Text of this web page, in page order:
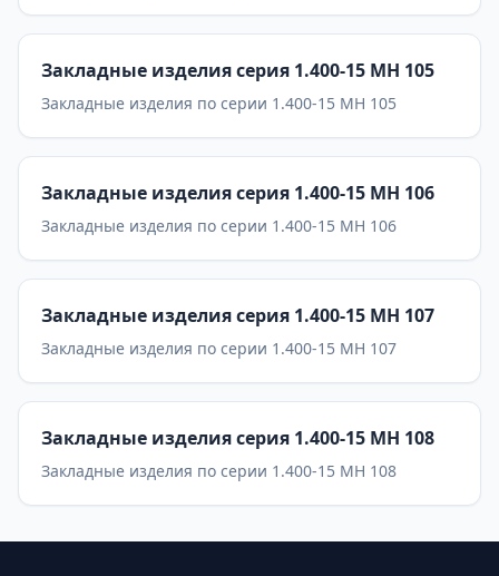
Закладные изделия серия 1.400-15 МН 105
Закладные изделия по серии 1.400-15 МН 105
Закладные изделия серия 1.400-15 МН 106
Закладные изделия по серии 1.400-15 МН 106
Закладные изделия серия 1.400-15 МН 107
Закладные изделия по серии 1.400-15 МН 107
Закладные изделия серия 1.400-15 МН 108
Закладные изделия по серии 1.400-15 МН 108